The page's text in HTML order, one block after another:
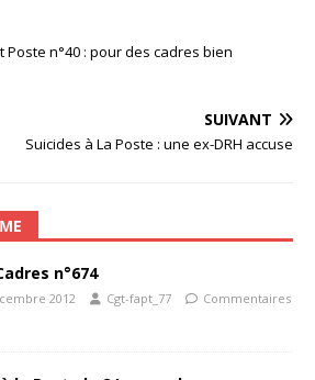
Poste n°40 : pour des cadres bien
SUIVANT
Suicides à La Poste : une ex-DRH accuse
n°674
2012 Cgt-fapt_77
Commentaires